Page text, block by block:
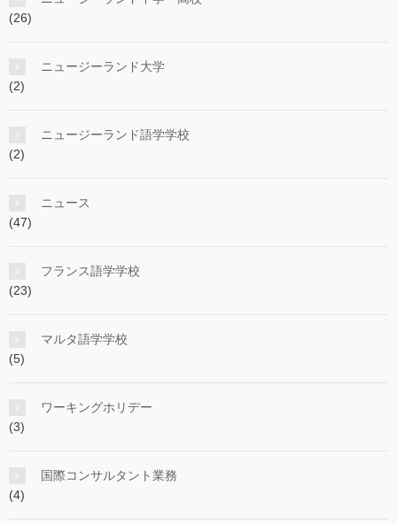
(26)
ニュージーランド大学
(2)
ニュージーランド語学学校
(2)
ニュース
(47)
フランス語学学校
(23)
マルタ語学学校
(5)
ワーキングホリデー
(3)
国際コンサルタント業務
(4)